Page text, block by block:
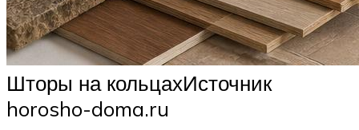
Шторы на кольцахИсточник
horosho-doma.ru